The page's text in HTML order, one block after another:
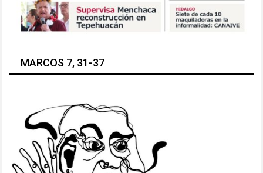
MARCOS 7, 31-37